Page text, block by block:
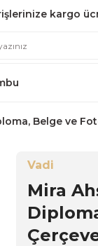
kargo
Belge ve
Vadi
Mira